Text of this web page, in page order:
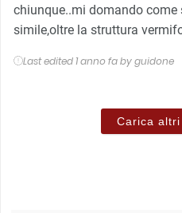
chiunque..mi domando come
simile,oltre la struttura
Last edited 1 anno fa by guidone
Carica